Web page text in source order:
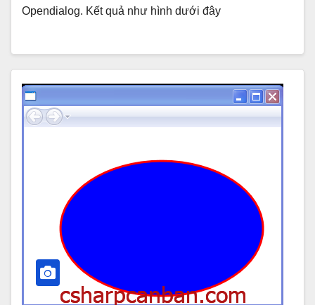
Opendialog. Kết quả như hình dưới đây